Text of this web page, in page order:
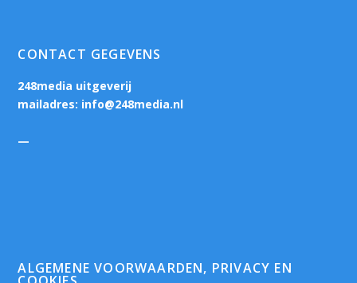
CONTACT GEGEVENS
248media uitgeverij
mailadres: info@248media.nl
—
ALGEMENE VOORWAARDEN, PRIVACY EN